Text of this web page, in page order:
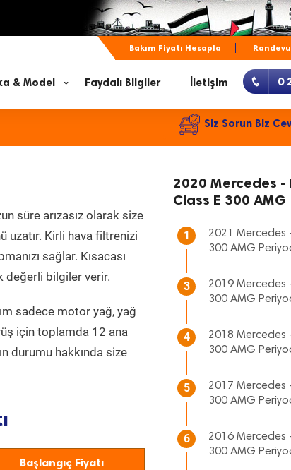
Bakım Fiyatı Hesapla
& Model Faydalı Bilgiler İletişim 0
Siz Sorun Biz
süre arızasız olarak size
uzatır. Kirli hava filtrenizi
sağlar. Kısacası
değerli bilgiler verir.
sadece motor yağ, yağ
için toplamda 12 ana
durumu hakkında size
Başlangıç Fiyatı
2020 Mercedes -
Class E 300 AMG
1
2021 Mercedes
300 AMG
3
2019 Mercedes
300 AMG
4
2018 Mercedes
300 AMG
5
2017 Mercedes
300 AMG
6
2016 Mercedes
300 AMG